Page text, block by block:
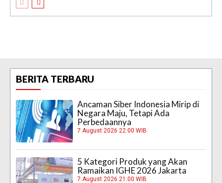
BERITA TERBARU
Ancaman Siber Indonesia Mirip di
Negara Maju, Tetapi Ada
Perbedaannya
7 August 2026 22:00 WIB
5 Kategori Produk yang Akan
Ramaikan IGHE 2026 Jakarta
7 August 2026 21:00 WIB